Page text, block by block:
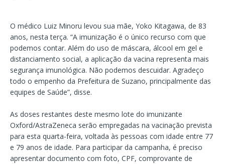
O médico Luiz Minoru levou sua mãe, Yoko Kitagawa, de 83
anos, nesta terça. “A imunização é o único recurso com que
podemos contar. Além do uso de máscara, álcool em gel e
distanciamento social, a aplicação da vacina representa mais
segurança imunológica. Não podemos descuidar. Agradeço
todo o empenho da Prefeitura de Suzano, principalmente das
equipes de Saúde”, disse.
As doses restantes deste mesmo lote do imunizante
Oxford/AstraZeneca serão empregadas na vacinação prevista
para esta quarta-feira, voltada às pessoas com idade entre 77
e 79 anos de idade. Para participar da campanha, é preciso
apresentar documento com foto, CPF, comprovante de